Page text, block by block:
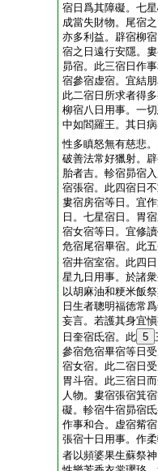
宿日爲其障礙。七
成當失財物。尾宿
亦多利益。辟宿柳
宿之日遠行安隱。
昴宿。此三宿日作
宿參宿虚宿。宜結
此二宿日所求者得
柳宿八日用事。一
中如閻羅王。其日
性多瞋怒無有慈悲
破善法常好獵射。
胎者吉。軫宿昴宿
宿張宿。此四宿日
婁宿房宿等日。宜
日。七星宿日。胃
宿女宿等日。宜修
危宿尾宿畢宿。此
宿井宿室宿。此四
星九日用事。於諸
以胡麻油和粳米飯
日生者聰明福徳常
妄言。若護其身宜
日奎宿氐宿。此 5
參宿危宿畢宿等日
宿女宿。此二宿日
胃斗宿。此三宿日
人物。婁宿張宿箕
礙。軫宿牛宿昴宿
作事和合。虚宿觜
張宿十日用事。作
者以頻婆果生蘇祭